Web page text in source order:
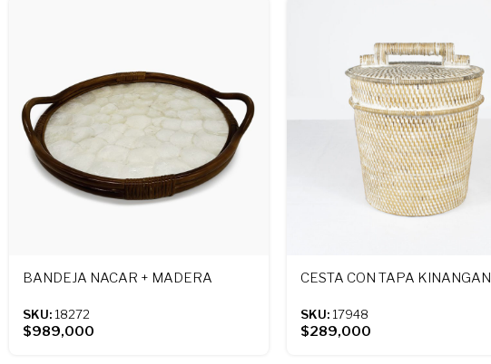
BANDEJA NACAR + MADERA
SKU: 18272
$989,000
CESTA CON TAPA KINANGAN
SKU: 17948
$289,000